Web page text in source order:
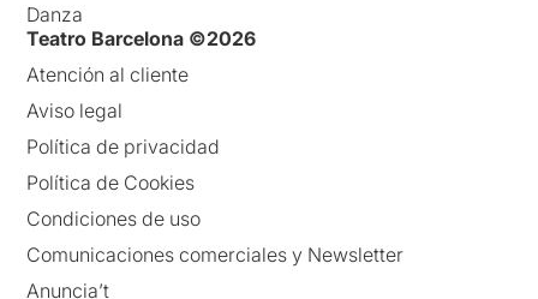
Danza
Teatro Barcelona ©2026
Atención al cliente
Aviso legal
Política de privacidad
Política de Cookies
Condiciones de uso
Comunicaciones comerciales y Newsletter
Anuncia’t